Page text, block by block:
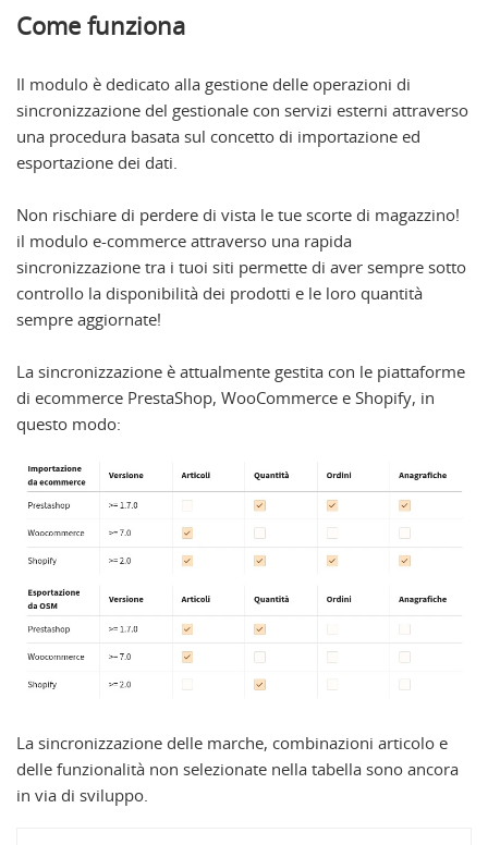
Come funziona
Il modulo è dedicato alla gestione delle operazioni di
sincronizzazione del gestionale con servizi esterni attraverso
una procedura basata sul concetto di importazione ed
esportazione dei dati.
Non rischiare di perdere di vista le tue scorte di magazzino!
il modulo e-commerce attraverso una rapida
sincronizzazione tra i tuoi siti permette di aver sempre sotto
controllo la disponibilità dei prodotti e le loro quantità
sempre aggiornate!
La sincronizzazione è attualmente gestita con le piattaforme
di ecommerce PrestaShop, WooCommerce e Shopify, in
questo modo:
La sincronizzazione delle marche, combinazioni articolo e
delle funzionalità non selezionate nella tabella sono ancora
in via di sviluppo.